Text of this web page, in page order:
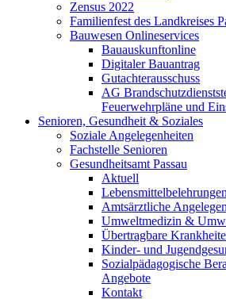
Zensus 2022
Familienfest des Landkreises
Bauwesen Onlineservices
Bauauskunftonline
Digitaler Bauantrag
Gutachterausschuss
AG
Feuerwehrpläne und
Senioren, Gesundheit & Soziales
Soziale Angelegenheiten
Fachstelle Senioren
Gesundheitsamt Passau
Aktuell
Lebensmittelbelehrungen
Amtsärztliche
Umweltmedizin &
Übertragbare
Kinder- und
Sozialpädagogische
Angebote
Kontakt